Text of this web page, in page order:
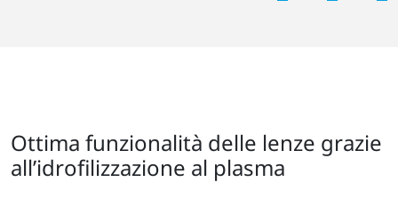
Ottima funzionalità delle lenze grazie
all’idrofilizzazione al plasma